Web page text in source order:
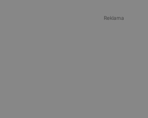
Reklama